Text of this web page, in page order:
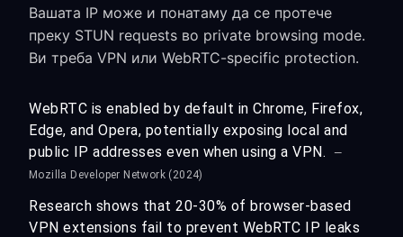
Вашата IP може и понатаму да се протече
преку STUN requests во private browsing mode.
Ви треба VPN или WebRTC-specific protection.
WebRTC is enabled by default in Chrome, Firefox,
Edge, and Opera, potentially exposing local and
public IP addresses even when using a VPN.
—
Mozilla Developer Network (2024)
Research shows that 20-30% of browser-based
VPN extensions fail to prevent WebRTC IP leaks